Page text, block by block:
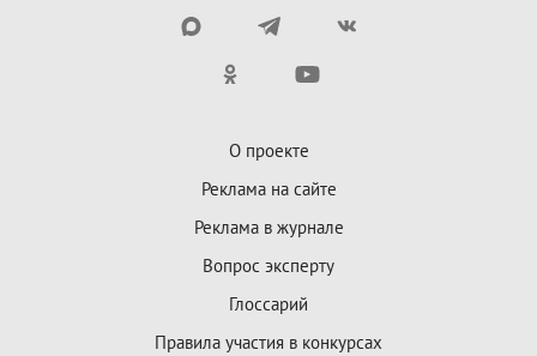
О проекте
Реклама на сайте
Реклама в журнале
Вопрос эксперту
Глоссарий
Правила участия в конкурсах